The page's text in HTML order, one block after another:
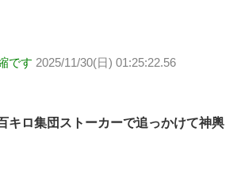
です 2025/11/30(日) 01:25:22.56
キロ集団ストーカーで追っかけて神輿